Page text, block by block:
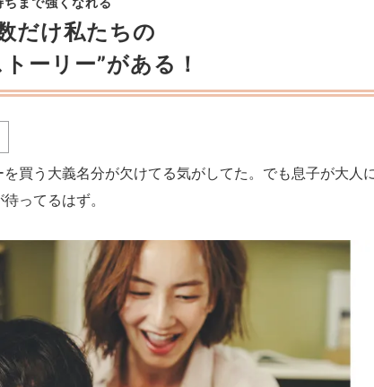
だけ私たちの
ーリー”がある！
買う大義名分が欠けてる気がしてた。でも息子が大人
ってるはず。